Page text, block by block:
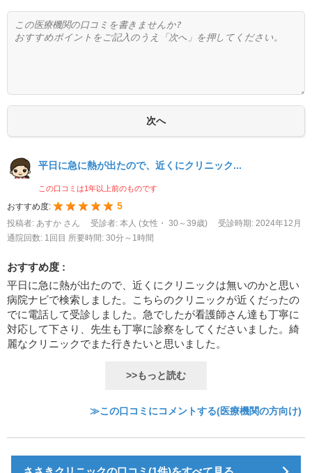
平日に急に熱が出たので、近くにクリニック...
この口コミは1年以上前のものです
おすすめ度: 5
投稿者: あすか さん 受診者: 本人 (女性・ 30～39歳)
受診時期: 2024年12月
通院回数: 1回目 所要時間: 30分～1時間
おすすめ度 :
平日に急に熱が出たので、近くにクリニックは無いのかと思い
病院ナビで検索しました。こちらのクリニックが近くだったの
でに電話して受診しました。急でしたが看護師さん達も丁寧に
対応して下さり、先生も丁寧に診察をしてくださいました。綺
麗なクリニックでまた行きたいと思いました。
>>もっと読む
≫この口コミにコメントする(医療機関の方向け)